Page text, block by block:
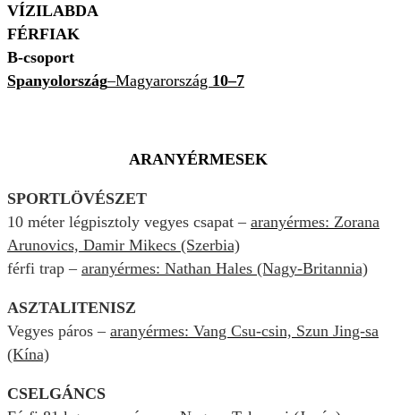
VÍZILABDA
FÉRFIAK
B-csoport
Spanyolország–Magyarország 10–7
ARANYÉRMESEK
SPORTLÖVÉSZET
10 méter légpisztoly vegyes csapat – aranyérmes: Zorana
Arunovics, Damir Mikecs (Szerbia)
férfi trap – aranyérmes: Nathan Hales (Nagy-Britannia)
ASZTALITENISZ
Vegyes páros – aranyérmes: Vang Csu-csin, Szun Jing-sa
(Kína)
CSELGÁNCS